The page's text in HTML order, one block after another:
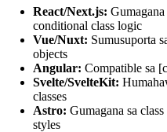
Haskell Code Beautifier
Elixir Code Beautifier
R Code Beautifier
Julia Code Beautifier
MATLAB Code Beautifier
React/Next.js:
conditional class logic
Vue/Nuxt: Sumusuporta
objects
Angular: Compatible sa
Svelte/SvelteKit:
classes
Astro: Gumagana sa
styles